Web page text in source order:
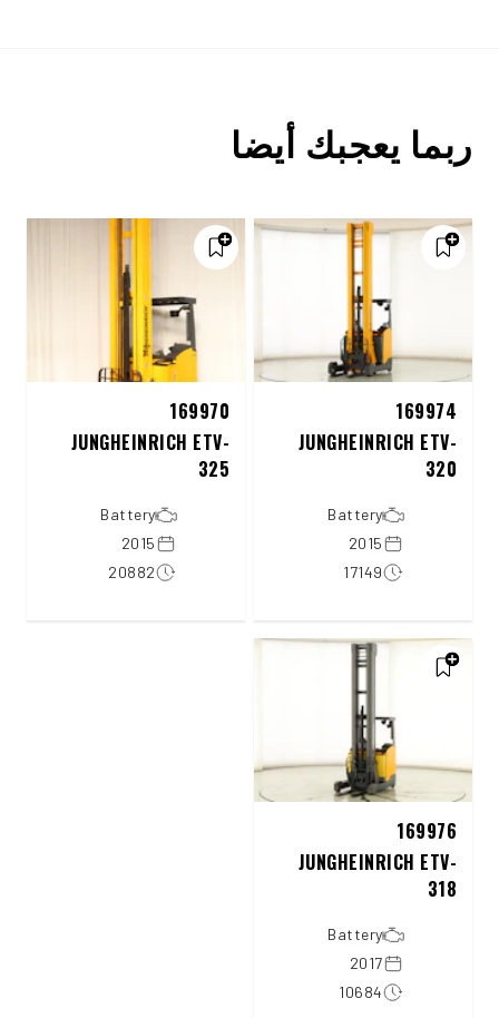
ربما يعجبك أيضا
169974
JUNGHEINRICH ETV-
320
Battery
2015
17149
169970
JUNGHEINRICH ETV-
325
Battery
2015
20882
169976
JUNGHEINRICH ETV-
318
Battery
2017
10684